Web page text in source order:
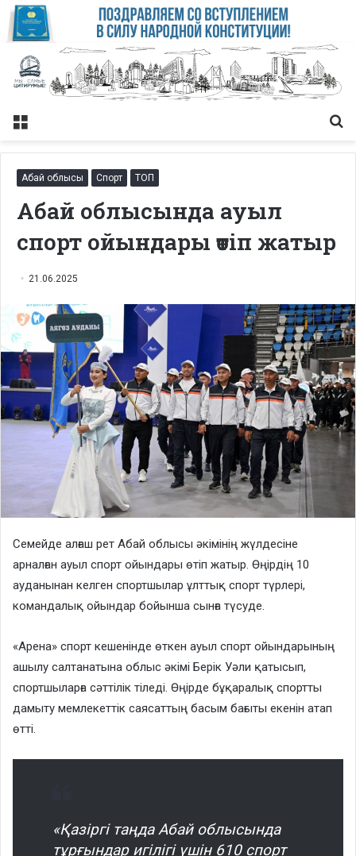
Меню
Абай облысы Спорт ТОП
Абай облысында ауыл
спорт ойындары өтіп жатыр
21.06.2025
Семейде алғаш рет Абай облысы әкімінің жүлдесіне
арналған ауыл спорт ойындары өтіп жатыр. Өңірдің 10
ауданынан келген спортшылар ұлттық спорт түрлері,
командалық ойындар бойынша сынға түсуде.
«Арена» спорт кешенінде өткен ауыл спорт ойындарының
ашылу салтанатына облыс әкімі Берік Уәли қатысып,
спортшыларға сәттілік тіледі. Өңірде бұқаралық спортты
дамыту мемлекеттік саясаттың басым бағыты екенін атап
өтті.
«Қазіргі таңда Абай облысында
тұрғындар игілігі үшін 610 спорт